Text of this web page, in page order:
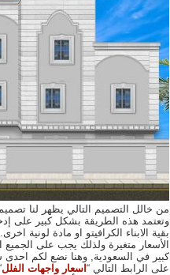
من خالل التصميم التالي يظهر لنا
وتعتمد هذه الطريقة بشكل كبير على
بقية الابناء الكرافيتو او مادة لونية اخرى.
الأسعار متغيرة ولذلك يجب على
كبير في السعودية, وهنا نضع لكم احدى
على الرابط التالي “ اسعار واجهات الفلل